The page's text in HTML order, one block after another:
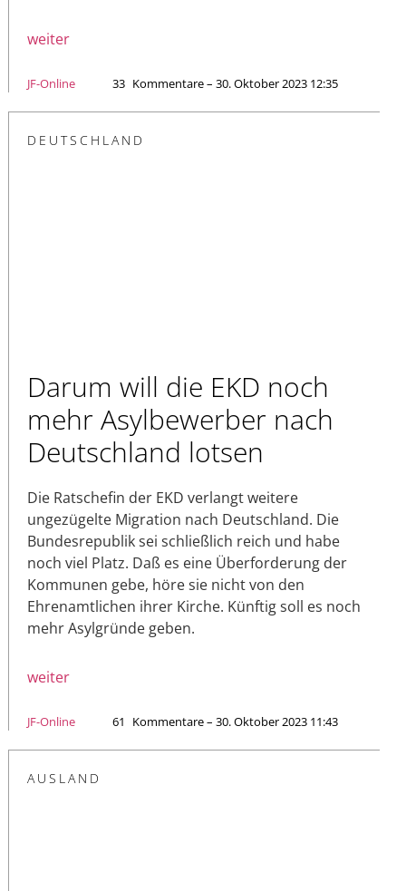
weiter
JF-Online 33 Kommentare – 30. Oktober 2023 12:35
DEUTSCHLAND
Darum will die EKD noch
mehr Asylbewerber nach
Deutschland lotsen
Die Ratschefin der EKD verlangt weitere
ungezügelte Migration nach Deutschland. Die
Bundesrepublik sei schließlich reich und habe
noch viel Platz. Daß es eine Überforderung der
Kommunen gebe, höre sie nicht von den
Ehrenamtlichen ihrer Kirche. Künftig soll es noch
mehr Asylgründe geben.
weiter
JF-Online 61 Kommentare – 30. Oktober 2023 11:43
AUSLAND